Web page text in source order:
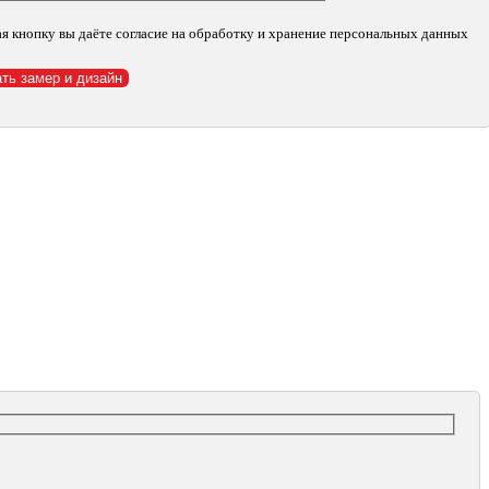
кнопку вы даёте согласие на обработку и хранение персональных данных